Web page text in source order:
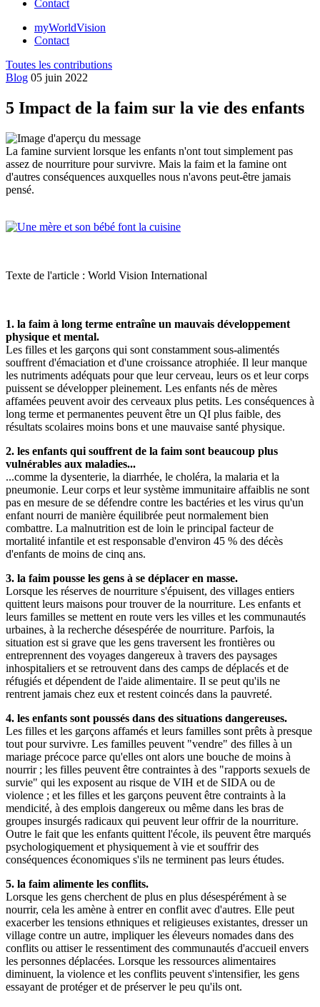
Contact
myWorldVision
Contact
Toutes les contributions
Blog 05 juin 2022
5 Impact de la faim sur la vie des enfants
La famine survient lorsque les enfants n'ont tout simplement pas
assez de nourriture pour survivre. Mais la faim et la famine ont
d'autres conséquences auxquelles nous n'avons peut-être jamais
pensé.
Texte de l'article : World Vision International
1. la faim à long terme entraîne un mauvais développement
physique et mental.
Les filles et les garçons qui sont constamment sous-alimentés
souffrent d'émaciation et d'une croissance atrophiée. Il leur manque
les nutriments adéquats pour que leur cerveau, leurs os et leur corps
puissent se développer pleinement. Les enfants nés de mères
affamées peuvent avoir des cerveaux plus petits. Les conséquences à
long terme et permanentes peuvent être un QI plus faible, des
résultats scolaires moins bons et une mauvaise santé physique.
2. les enfants qui souffrent de la faim sont beaucoup plus
vulnérables aux maladies...
...comme la dysenterie, la diarrhée, le choléra, la malaria et la
pneumonie. Leur corps et leur système immunitaire affaiblis ne sont
pas en mesure de se défendre contre les bactéries et les virus qu'un
enfant nourri de manière équilibrée peut normalement bien
combattre. La malnutrition est de loin le principal facteur de
mortalité infantile et est responsable d'environ 45 % des décès
d'enfants de moins de cinq ans.
3. la faim pousse les gens à se déplacer en masse.
Lorsque les réserves de nourriture s'épuisent, des villages entiers
quittent leurs maisons pour trouver de la nourriture. Les enfants et
leurs familles se mettent en route vers les villes et les communautés
urbaines, à la recherche désespérée de nourriture. Parfois, la
situation est si grave que les gens traversent les frontières ou
entreprennent des voyages dangereux à travers des paysages
inhospitaliers et se retrouvent dans des camps de déplacés et de
réfugiés et dépendent de l'aide alimentaire. Il se peut qu'ils ne
rentrent jamais chez eux et restent coincés dans la pauvreté.
4. les enfants sont poussés dans des situations dangereuses.
Les filles et les garçons affamés et leurs familles sont prêts à presque
tout pour survivre. Les familles peuvent "vendre" des filles à un
mariage précoce parce qu'elles ont alors une bouche de moins à
nourrir ; les filles peuvent être contraintes à des "rapports sexuels de
survie" qui les exposent au risque de VIH et de SIDA ou de
violence ; et les filles et les garçons peuvent être contraints à la
mendicité, à des emplois dangereux ou même dans les bras de
groupes insurgés radicaux qui peuvent leur offrir de la nourriture.
Outre le fait que les enfants quittent l'école, ils peuvent être marqués
psychologiquement et physiquement à vie et souffrir des
conséquences économiques s'ils ne terminent pas leurs études.
5. la faim alimente les conflits.
Lorsque les gens cherchent de plus en plus désespérément à se
nourrir, cela les amène à entrer en conflit avec d'autres. Elle peut
exacerber les tensions ethniques et religieuses existantes, dresser un
village contre un autre, impliquer les éleveurs nomades dans des
conflits ou attiser le ressentiment des communautés d'accueil envers
les personnes déplacées. Lorsque les ressources alimentaires
diminuent, la violence et les conflits peuvent s'intensifier, les gens
essayant de protéger et de préserver le peu qu'ils ont.